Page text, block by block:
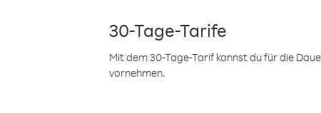
30-Tage-Tarife
Mit dem 30-Tage-Tarif kannst du für die
vornehmen.